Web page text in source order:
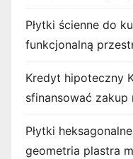
Płytki ścienne do
funkcjonalną
Kredyt hipoteczny
sfinansować zakup
Płytki
geometria plastra